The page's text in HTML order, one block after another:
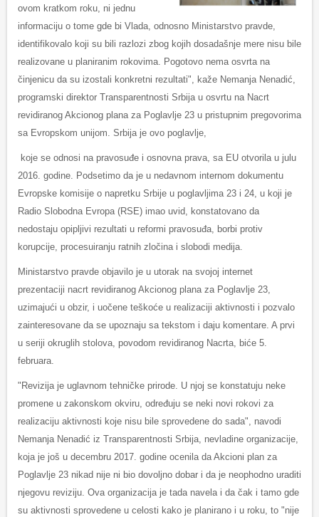
ovom kratkom roku, ni jednu
informaciju o tome gde bi Vlada, odnosno Ministarstvo pravde,
identifikovalo koji su bili razlozi zbog kojih dosadašnje mere nisu bile
realizovane u planiranim rokovima. Pogotovo nema osvrta na
činjenicu da su izostali konkretni rezultati", kaže Nemanja Nenadić,
programski direktor Transparentnosti Srbija u osvrtu na Nacrt
revidiranog Akcionog plana za Poglavlje 23 u pristupnim pregovorima
sa Evropskom unijom. Srbija je ovo poglavlje,
koje se odnosi na pravosuđe i osnovna prava, sa EU otvorila u julu
2016. godine. Podsetimo da je u nedavnom internom dokumentu
Evropske komisije o napretku Srbije u poglavljima 23 i 24, u koji je
Radio Slobodna Evropa (RSE) imao uvid, konstatovano da
nedostaju opipljivi rezultati u reformi pravosuđa, borbi protiv
korupcije, procesuiranju ratnih zločina i slobodi medija.
Ministarstvo pravde objavilo je u utorak na svojoj internet
prezentaciji nacrt revidiranog Akcionog plana za Poglavlje 23,
uzimajući u obzir, i uočene teškoće u realizaciji aktivnosti i pozvalo
zainteresovane da se upoznaju sa tekstom i daju komentare. A prvi
u seriji okruglih stolova, povodom revidiranog Nacrta, biće 5.
februara.
"Revizija je uglavnom tehničke prirode. U njoj se konstatuju neke
promene u zakonskom okviru, određuju se neki novi rokovi za
realizaciju aktivnosti koje nisu bile sprovedene do sada", navodi
Nemanja Nenadić iz Transparentnosti Srbija, nevladine organizacije,
koja je još u decembru 2017. godine ocenila da Akcioni plan za
Poglavlje 23 nikad nije ni bio dovoljno dobar i da je neophodno uraditi
njegovu reviziju. Ova organizacija je tada navela i da čak i tamo gde
su aktivnosti sprovedene u celosti kako je planirano i u roku, to "nije